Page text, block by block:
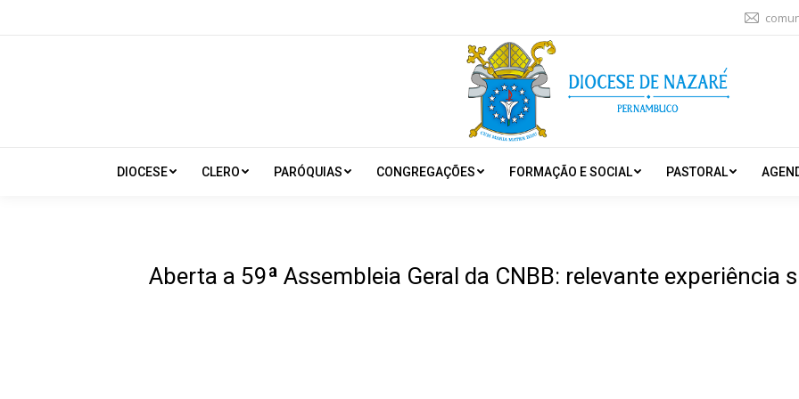
DIOCESE CLERO PARÓQUIAS CONGREGAÇÕES FORMAÇÃO E SOCIAL PASTORAL
Aberta a 59ª Assembleia Geral da CNBB: relevante experiência